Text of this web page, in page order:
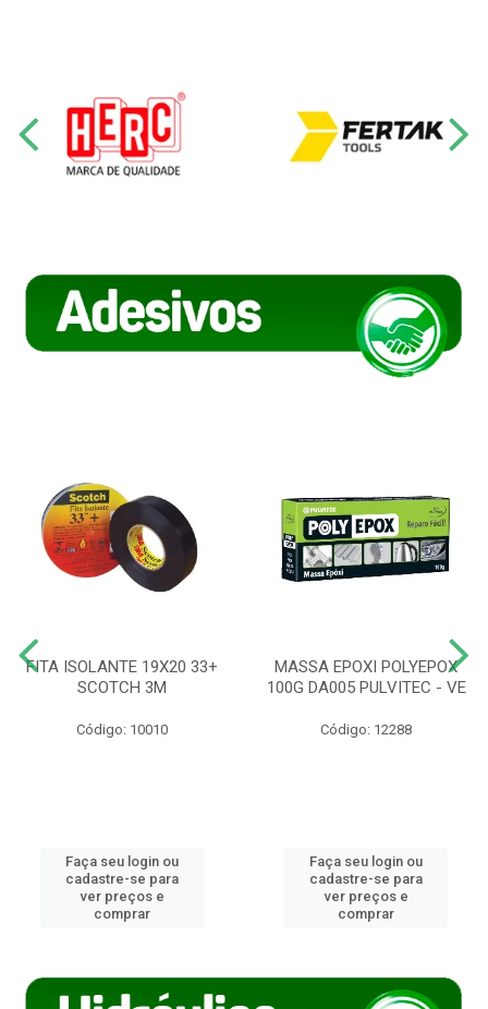
FITA ISOLANTE 19X20 33+
SCOTCH 3M
Código: 10010
Faça seu login ou
cadastre-se para
ver preços e
comprar
MASSA EPOXI POLYEPOX
100G DA005 PULVITEC - VE
Código: 12288
Faça seu login ou
cadastre-se para
ver preços e
comprar